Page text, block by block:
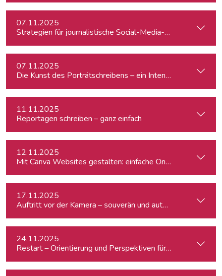
07.11.2025
Strategien für journalistische Social-Media-Recherchen
07.11.2025
Die Kunst des Porträtschreibens – ein Intensiv-Workshop
11.11.2025
Reportagen schreiben – ganz einfach
12.11.2025
Mit Canva Websites gestalten: einfache One-Pager für
17.11.2025
Auftritt vor der Kamera – souverän und authentisch
24.11.2025
Restart – Orientierung und Perspektiven für Medienprofis